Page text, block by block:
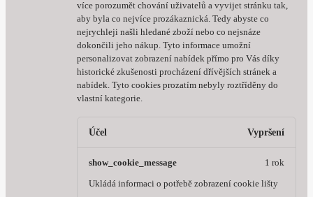
více porozumět chování uživatelů a vyvijet stránku tak,
aby byla co nejvíce prozákaznická. Tedy abyste co
nejrychleji našli hledané zboží nebo co nejsnáze
dokončili jeho nákup. Tyto informace umožní
personalizovat zobrazení nabídek přímo pro Vás díky
historické zkušenosti procházení dřívějších stránek a
nabídek. Tyto cookies prozatím nebyly roztříděny do
vlastní kategorie.
Účel Vypršení
show_cookie_message
Ukládá informaci o potřebě zobrazení cookie lišty
1 rok